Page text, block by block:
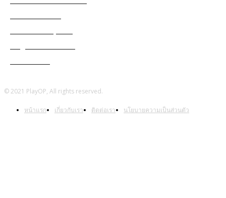
© 2021 PlayOP, All rights reserved.
หน้าแรก เกี่ยวกับเรา ติดต่อเรา นโยบายความเป็นส่วนตัว